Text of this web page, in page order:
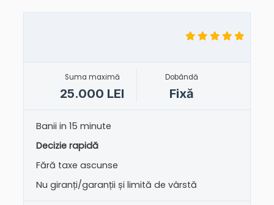
Suma maximă
25.000 LEI
Dobândă
Fixă
Banii in 15 minute
Decizie rapidă
Fără taxe ascunse
Nu giranți/garanții și limită de vârstă